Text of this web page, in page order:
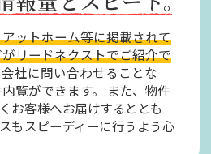
ットホーム等に掲載されて
リードネクストでご紹介で
社に問い合わせることな
覧ができます。
また、物件
お客様へお届けするととも
もスピーディーに行うよう心